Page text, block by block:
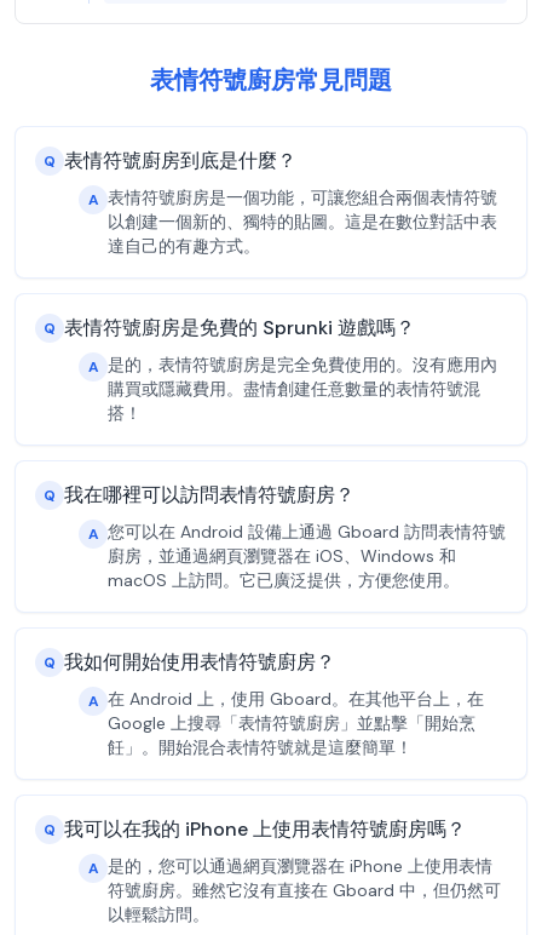
表情符號廚房常見問題
Q 表情符號廚房到底是什麼？
A 表情符號廚房是一個功能，可讓您組合兩個表情符號
以創建一個新的、獨特的貼圖。這是在數位對話中表
達自己的有趣方式。
Q 表情符號廚房是免費的 Sprunki 遊戲嗎？
A 是的，表情符號廚房是完全免費使用的。沒有應用內
購買或隱藏費用。盡情創建任意數量的表情符號混
搭！
Q 我在哪裡可以訪問表情符號廚房？
A 您可以在 Android 設備上通過 Gboard 訪問表情符號
廚房，並通過網頁瀏覽器在 iOS、Windows 和
macOS 上訪問。它已廣泛提供，方便您使用。
Q 我如何開始使用表情符號廚房？
A 在 Android 上，使用 Gboard。在其他平台上，在
Google 上搜尋「表情符號廚房」並點擊「開始烹
飪」。開始混合表情符號就是這麼簡單！
Q 我可以在我的 iPhone 上使用表情符號廚房嗎？
A 是的，您可以通過網頁瀏覽器在 iPhone 上使用表情
符號廚房。雖然它沒有直接在 Gboard 中，但仍然可
以輕鬆訪問。